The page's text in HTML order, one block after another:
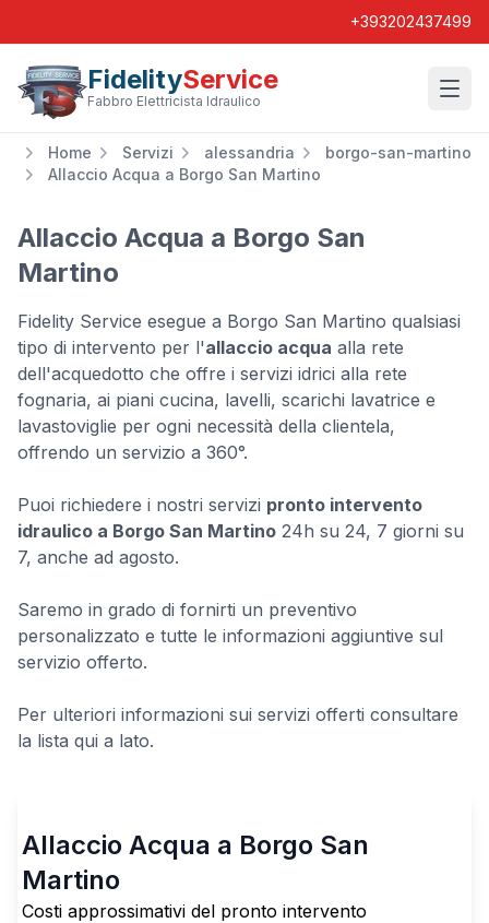
+393202437499
FidelityService
Fabbro Elettricista Idraulico
Home Servizi alessandria
borgo-san-martino
Allaccio Acqua a Borgo San Martino
Allaccio Acqua a Borgo San
Martino
Fidelity Service esegue a Borgo San Martino qualsiasi
tipo di intervento per l'allaccio acqua alla rete
dell'acquedotto che offre i servizi idrici alla rete
fognaria, ai piani cucina, lavelli, scarichi lavatrice e
lavastoviglie per ogni necessità della clientela,
offrendo un servizio a 360°.
Puoi richiedere i nostri servizi pronto intervento
idraulico a Borgo San Martino 24h su 24, 7 giorni su
7, anche ad agosto.
Saremo in grado di fornirti un preventivo
personalizzato e tutte le informazioni aggiuntive sul
servizio offerto.
Per ulteriori informazioni sui servizi offerti consultare
la lista qui a lato.
Allaccio Acqua a Borgo San
Martino
Costi approssimativi del pronto intervento